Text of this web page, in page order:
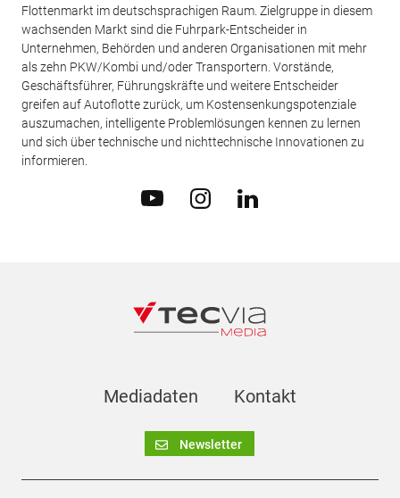
Flottenmarkt im deutschsprachigen Raum. Zielgruppe in diesem
wachsenden Markt sind die Fuhrpark-Entscheider in
Unternehmen, Behörden und anderen Organisationen mit mehr
als zehn PKW/Kombi und/oder Transportern. Vorstände,
Geschäftsführer, Führungskräfte und weitere Entscheider
greifen auf Autoflotte zurück, um Kostensenkungspotenziale
auszumachen, intelligente Problemlösungen kennen zu lernen
und sich über technische und nichttechnische Innovationen zu
informieren.
Mediadaten Kontakt
Newsletter